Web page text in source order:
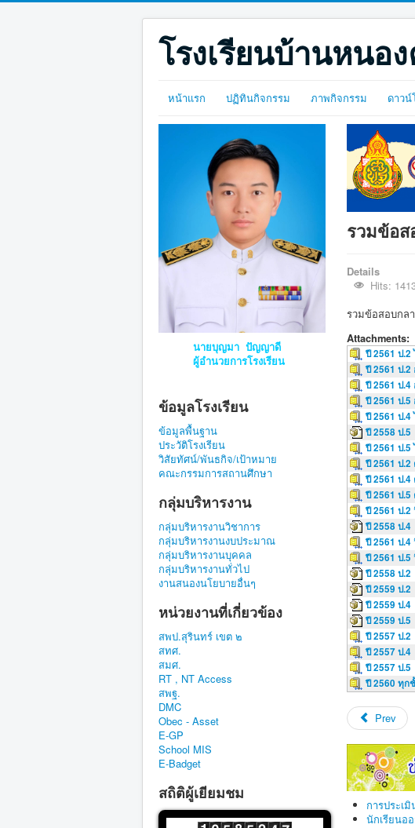
โรงเรียนบ้านหนอ
หน้าแรก ปฏิทินกิจกรรม ภาพกิจกรรม ดาว
นายบุญมา ปัญญาดี
ผู้อำนวยการโรงเรียน
ข้อมูลโรงเรียน
ข้อมูลพื้นฐาน
ประวัติโรงเรียน
วิสัยทัศน์/พันธกิจ/เป้าหมาย
คณะกรรมการสถานศึกษา
กลุ่มบริหารงาน
กลุ่มบริหารงานวิชาการ
กลุ่มบริหารงานงบประมาณ
กลุ่มบริหารงานบุคคล
กลุ่มบริหารงานทั่วไป
งานสนองนโยบายอื่นๆ
หน่วยงานที่เกี่ยวข้อง
สพป.สุรินทร์ เขต ๒
สทศ.
สมศ.
RT , NT Access
สพฐ.
DMC
Obec - Asset
E-GP
School MIS
E-Badget
สถิติผู้เยียมชม
รวมข้อส
Details
Hits:
รวมข้อสอบกล
Attachments:
ปี 2561 ป.2
ปี 2561 ป.2
ปี 2561 ป.4
ปี 2561 ป.5
ปี 2561 ป.4
ปี 2558 ป.5
ปี 2561 ป.5
ปี 2561 ป
ปี 2561 ป
ปี 2561 ป
ปี 2561 ป.2
ปี 2558 ป.4
ปี 2561 ป.4
ปี 2561 ป.5
ปี 2558 ป.2
ปี 2559 ป.2
ปี 2559 ป.4
ปี 2559 ป.5
ปี 2557 ป.2
ปี 2557 ป.4
ปี 2557 ป.5
ปี 2560 ทุก
Prev
การประเ
นักเรียนอ